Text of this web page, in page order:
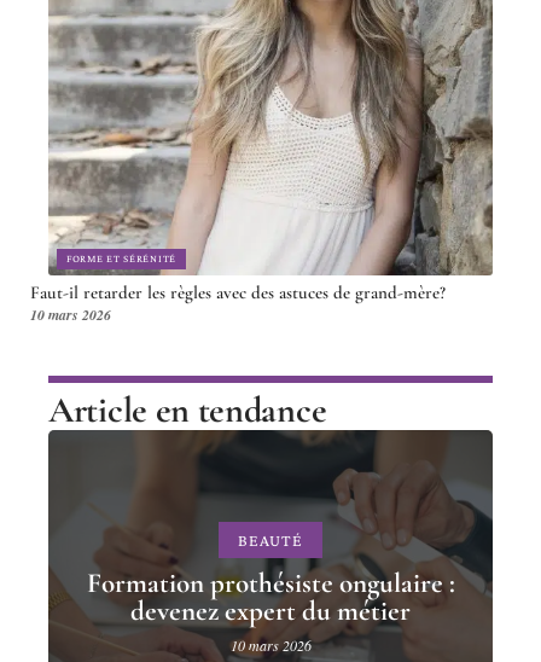
FORME ET SÉRÉNITÉ
Faut-il retarder les règles avec des astuces de grand-mère?
10 mars 2026
Article en tendance
BEAUTÉ
Formation prothésiste ongulaire :
devenez expert du métier
10 mars 2026